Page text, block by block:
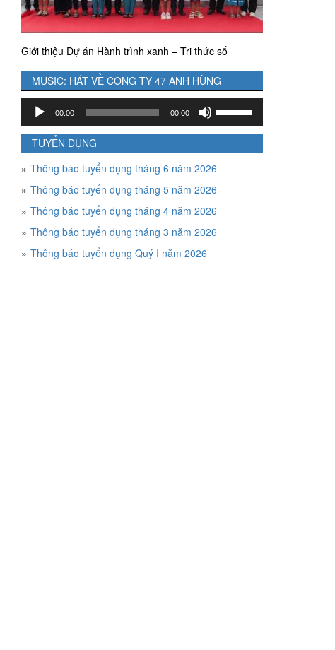
Giới thiệu Dự án Hành trình xanh – Tri thức số
MUSIC: HÁT VỀ CÔNG TY 47 ANH HÙNG
Trình
chơi
Audio
00:00 00:00
các
phím
mũi
để
tăng
TUYỂN DỤNG
Thông báo tuyển dụng tháng 6 năm 2026
Thông báo tuyển dụng tháng 5 năm 2026
Thông báo tuyển dụng tháng 4 năm 2026
Thông báo tuyển dụng tháng 3 năm 2026
Thông báo tuyển dụng Quý I năm 2026